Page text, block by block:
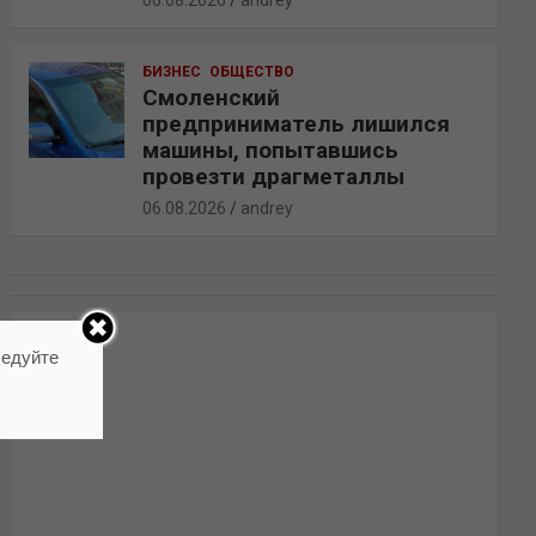
БИЗНЕС ОБЩЕСТВО
Смоленский
предприниматель лишился
машины, попытавшись
провезти драгметаллы
06.08.2026 andrey